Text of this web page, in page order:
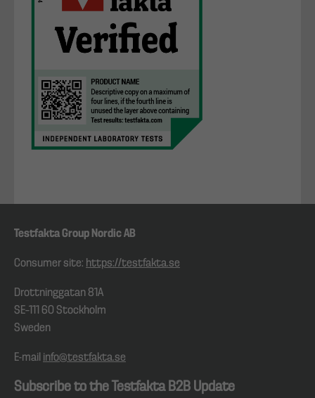
Testfakta Group Nordic AB
Consumer site: https://testfakta.se
Drottninggatan 81A
SE–111 60 Stockholm
Sweden
E-mail info@testfakta.se
Subscribe to the Testfakta B2B Update